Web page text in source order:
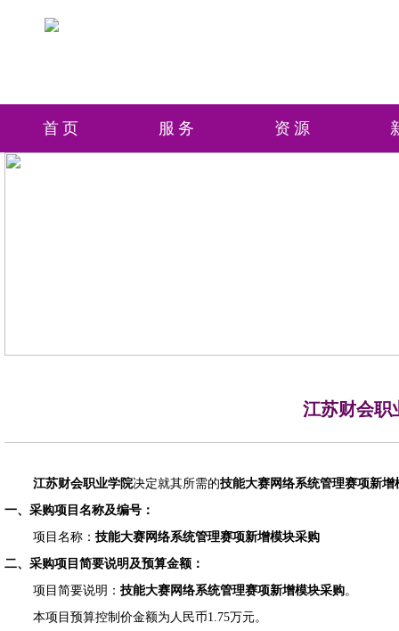
首页 服务 资源
江苏财会职
江苏财会职业学院决定就其所需的技能大赛网络系统管理赛项新增
一、采购项目名称及编号：
项目名称： 技能大赛网络系统管理赛项新增模块采购
二、采购项目简要说明及预算金额：
项目简要说明： 技能大赛网络系统管理赛项新增模块采购。
本项目预算控制价金额为人民币1.75万元。